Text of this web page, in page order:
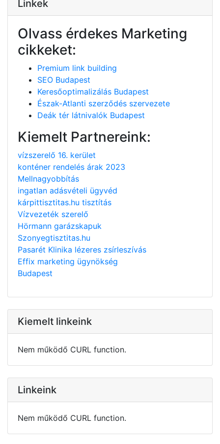
Linkek
Olvass érdekes Marketing
cikkeket:
Premium link building
SEO Budapest
Keresőoptimalizálás Budapest
Észak-Atlanti szerződés szervezete
Deák tér látnivalók Budapest
Kiemelt Partnereink:
vízszerelő 16. kerület
konténer rendelés árak 2023
Mellnagyobbítás
ingatlan adásvételi ügyvéd
kárpittisztitas.hu tisztítás
Vízvezeték szerelő
Hörmann garázskapuk
Szonyegtisztitas.hu
Pasarét Klinika lézeres zsírleszívás
Effix marketing ügynökség
Budapest
Kiemelt linkeink
Nem működő CURL function.
Linkeink
Nem működő CURL function.